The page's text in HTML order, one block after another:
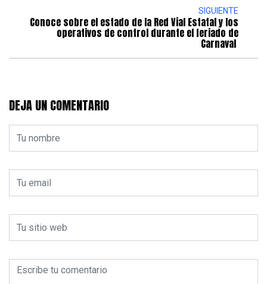
SIGUIENTE
Conoce sobre el estado de la Red Vial Estatal y los
operativos de control durante el feriado de
Carnaval
DEJA UN COMENTARIO